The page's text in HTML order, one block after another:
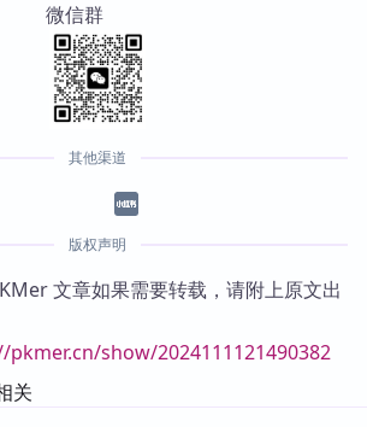
微信群
其他渠道
版权声明
文章如果需要转载，请附上原文出
pkmer.cn/show/2024111121490382
关